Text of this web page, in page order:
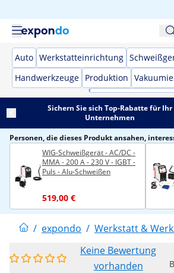
Auto Werkstatteinrichtung
Handwerkzeuge Produktion
Sichern Sie sich Top-Rabatte für Ihr
Unternehmen
Personen, die dieses Produkt ansahen,
WIG-Schweißgerät - AC/DC -
MMA - 200 A - 230 V - IGBT -
Puls - Alu-Schweißen
519,00 €
/ expondo / Werkstatt &
Keine Bewertung
vorhanden